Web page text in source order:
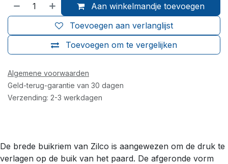
Aan winkelmandje toevoegen
Toevoegen om te vergelijken
Toevoegen aan verlanglijst
Algemene voorwaarden
Geld-terug-garantie van 30 dagen
Verzending: 2-3 werkdagen
De brede buikriem van Zilco is aangewezen om de druk te
verlagen op de buik van het paard. De afgeronde vorm